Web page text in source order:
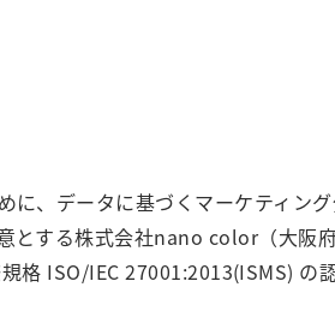
に、データに基づくマーケティン
とする株式会社nano color（大阪
格 ISO/IEC 27001:2013(ISMS) の